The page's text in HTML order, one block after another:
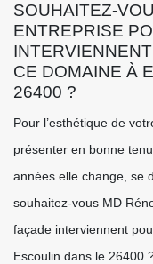
SOUHAITEZ-
ENTREPRISE
CE DOMAINE À
26400 ?
Pour l’esthétique de
présenter en bonne
années elle change, se
souhaitez-vous MD
façade interviennent
Escoulin dans le 26400